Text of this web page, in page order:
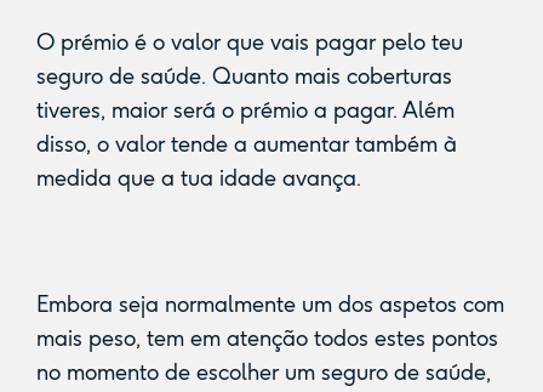
O prémio é o valor que vais pagar pelo teu
seguro de saúde. Quanto mais coberturas
tiveres, maior será o prémio a pagar. Além
disso, o valor tende a aumentar também à
medida que a tua idade avança.
Embora seja normalmente um dos aspetos com
mais peso, tem em atenção todos estes pontos
no momento de escolher um seguro de saúde,